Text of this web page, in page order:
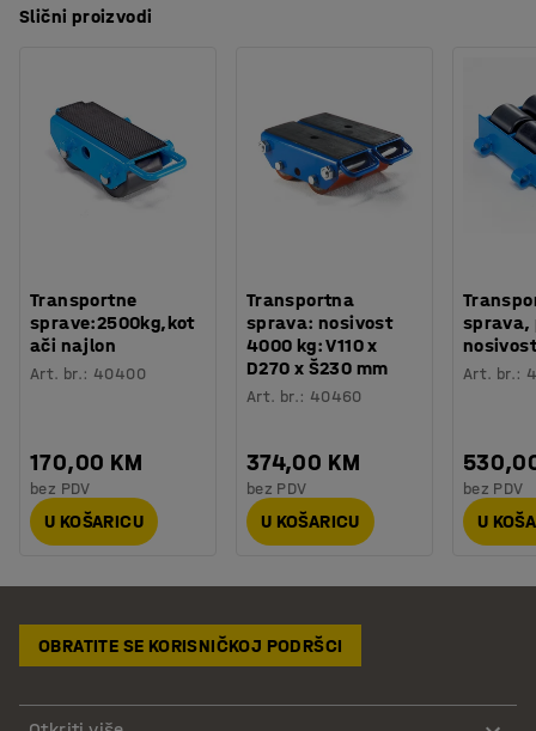
Slični proizvodi
Transportne
sprave:2500kg,kot
ači najlon
Art. br.: 40400
170,00 KM
bez PDV
U KOŠARICU
Transportna
sprava: nosivost
4000 kg: V110 x
D270 x Š230 mm
Art. br.: 40460
374,00 KM
bez PDV
U KOŠARICU
sprava,
Art. br.:
bez PDV
U
OBRATITE SE KORISNIČKOJ PODRŠCI